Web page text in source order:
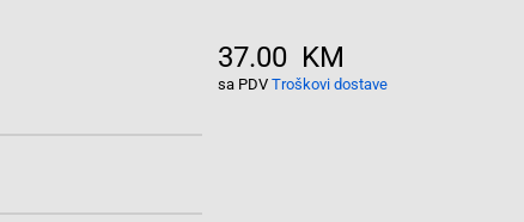
37.00 KM
sa PDV Troškovi dostave